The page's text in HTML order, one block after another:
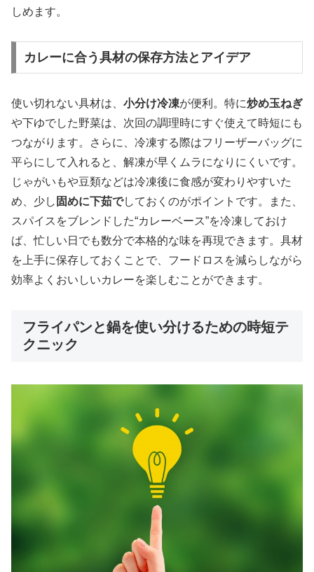
しめます。
カレーに合う具材の保存方法とアイデア
使い切れない具材は、 小分け冷凍が便利。特に炒め玉ねぎ
や下ゆでした野菜は、次回の調理時にすぐ使えて時短にも
つながります。さらに、冷凍する際はフリーザーバッグに
平らにして入れると、解凍が早くムラになりにくいです。
じゃがいもや豆類などは冷凍後に食感が変わりやすいた
め、少し 固めに下茹でしておくのがポイントです。また、
スパイスをブレンドした“カレーベース”を冷凍しておけ
ば、忙しい日でも数分で本格的な味を再現できます。具材
を上手に保存しておくことで、フードロスを減らしながら
効率よくおいしいカレーを楽しむことができます。
フライパンと鍋を使い分けるための時短テ
クニック